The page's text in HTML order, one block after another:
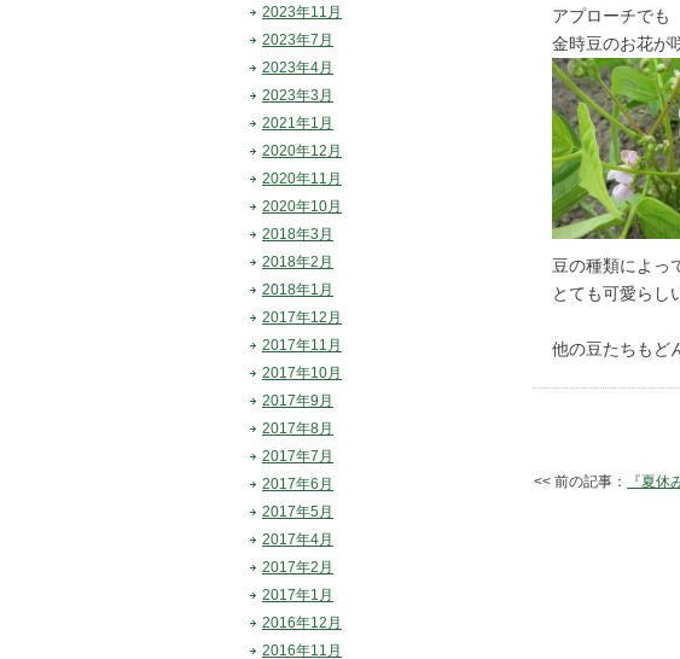
アプローチでも
金時豆のお花が
豆の種類によっ
とても可愛らし
他の豆たちもど
<< 前の記事： 『夏休
2023年11月
2023年7月
2023年4月
2023年3月
2021年1月
2020年12月
2020年11月
2020年10月
2018年3月
2018年2月
2018年1月
2017年12月
2017年11月
2017年10月
2017年9月
2017年8月
2017年7月
2017年6月
2017年5月
2017年4月
2017年2月
2017年1月
2016年12月
2016年11月